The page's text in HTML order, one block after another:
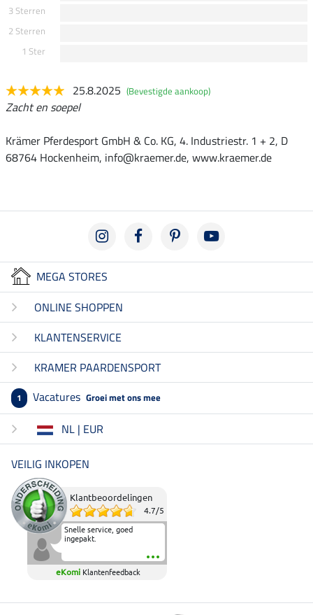
3 Sterren
2 Sterren
1 Ster
25.8.2025 (Bevestigde aankoop)
Zacht en soepel
Krämer Pferdesport GmbH & Co. KG, 4. Industriestr. 1 + 2, D
68764 Hockenheim, info@kraemer.de, www.kraemer.de
MEGA STORES
ONLINE SHOPPEN
KLANTENSERVICE
KRAMER PAARDENSPORT
1 Vacatures Groei met ons mee
NL | EUR
VEILIG INKOPEN
Klantbeoordelingen
4.7/5
Snelle service, goed
ingepakt.
eKomi Klantenfeedback